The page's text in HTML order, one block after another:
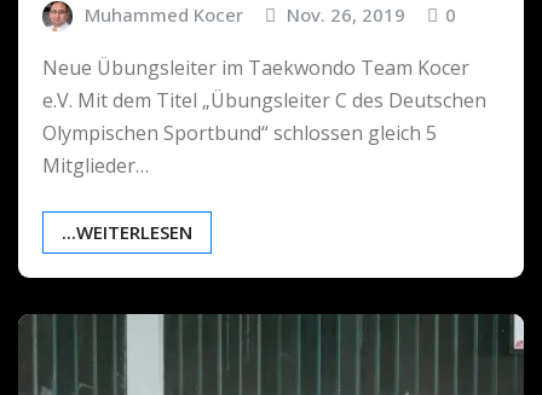
Muhammed Kocer Nov. 26, 2019 0
Neue Übungsleiter im Taekwondo Team Kocer
e.V. Mit dem Titel „Übungsleiter C des Deutschen
Olympischen Sportbund“ schlossen gleich 5
Mitglieder…
...WEITERLESEN